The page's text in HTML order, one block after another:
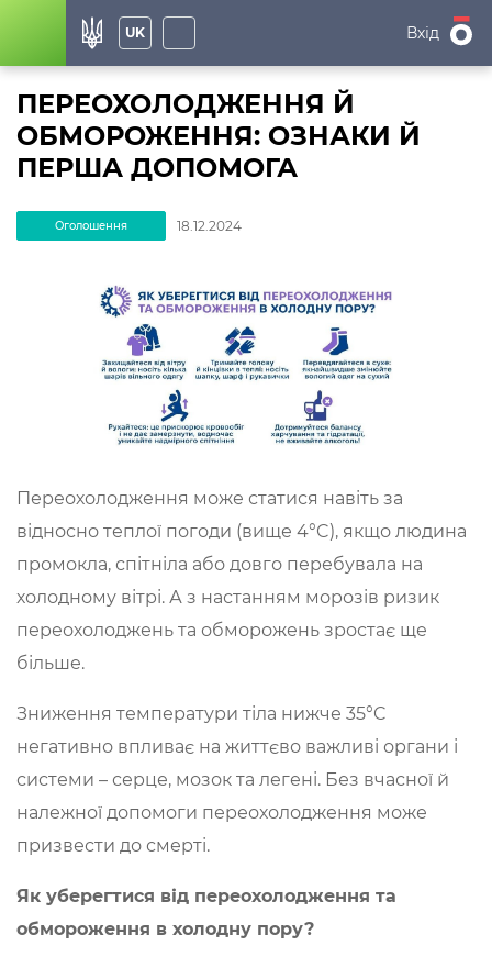
UK Вхід
ПЕРЕОХОЛОДЖЕННЯ Й
ОБМОРОЖЕННЯ: ОЗНАКИ Й
ПЕРША ДОПОМОГА
Оголошення 18.12.2024
Переохолодження може статися навіть за
відносно теплої погоди (вище 4°C), якщо людина
промокла, спітніла або довго перебувала на
холодному вітрі. А з настанням морозів ризик
переохолоджень та обморожень зростає ще
більше.
Зниження температури тіла нижче 35°C
негативно впливає на життєво важливі органи і
системи – серце, мозок та легені. Без вчасної й
належної допомоги переохолодження може
призвести до смерті.
Як уберегтися від переохолодження та
обмороження в холодну пору?